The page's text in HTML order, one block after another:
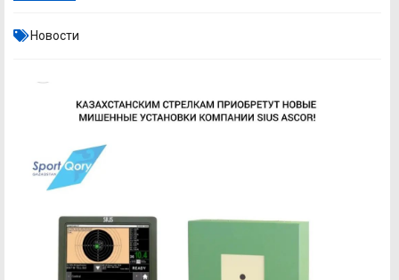
Новости